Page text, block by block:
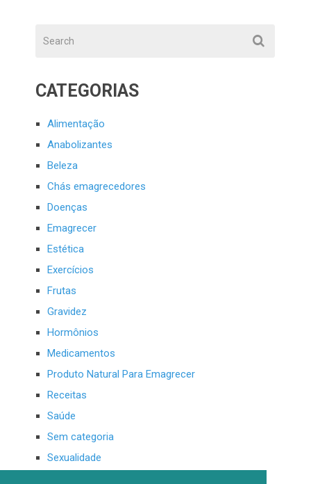
CATEGORIAS
Alimentação
Anabolizantes
Beleza
Chás emagrecedores
Doenças
Emagrecer
Estética
Exercícios
Frutas
Gravidez
Hormônios
Medicamentos
Produto Natural Para Emagrecer
Receitas
Saúde
Sem categoria
Sexualidade